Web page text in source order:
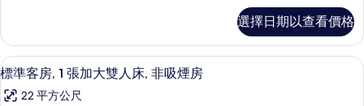
所
有
相
片
的
詳
情
大
雙
人
床,
客
房,
1
加
選擇日期以查看價格
顯
示
羽絨被、迷你吧、客房內保險箱、隔音
8
標準客房, 1 張加大雙人床, 非吸煙房
22 平方公尺